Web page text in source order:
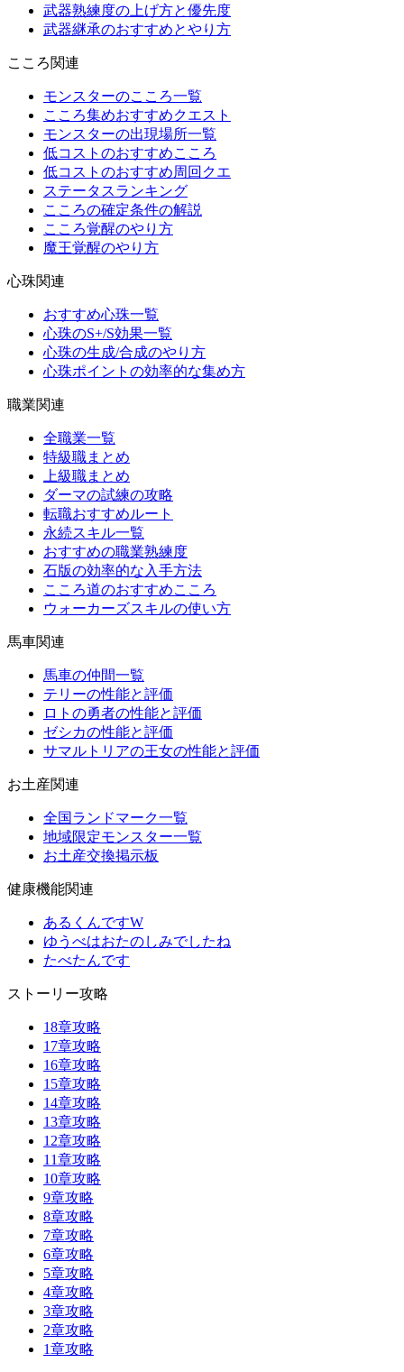
武器熟練度の上げ方と優先度
武器継承のおすすめとやり方
こころ関連
モンスターのこころ一覧
こころ集めおすすめクエスト
モンスターの出現場所一覧
低コストのおすすめこころ
低コストのおすすめ周回クエ
ステータスランキング
こころの確定条件の解説
こころ覚醒のやり方
魔王覚醒のやり方
心珠関連
おすすめ心珠一覧
心珠のS+/S効果一覧
心珠の生成/合成のやり方
心珠ポイントの効率的な集め方
職業関連
全職業一覧
特級職まとめ
上級職まとめ
ダーマの試練の攻略
転職おすすめルート
永続スキル一覧
おすすめの職業熟練度
石版の効率的な入手方法
こころ道のおすすめこころ
ウォーカーズスキルの使い方
馬車関連
馬車の仲間一覧
テリーの性能と評価
ロトの勇者の性能と評価
ゼシカの性能と評価
サマルトリアの王女の性能と評価
お土産関連
全国ランドマーク一覧
地域限定モンスター一覧
お土産交換掲示板
健康機能関連
あるくんですW
ゆうべはおたのしみでしたね
たべたんです
ストーリー攻略
18章攻略
17章攻略
16章攻略
15章攻略
14章攻略
13章攻略
12章攻略
11章攻略
10章攻略
9章攻略
8章攻略
7章攻略
6章攻略
5章攻略
4章攻略
3章攻略
2章攻略
1章攻略